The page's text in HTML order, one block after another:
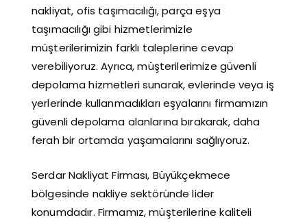
nakliyat, ofis taşımacılığı, parça eşya
taşımacılığı gibi hizmetlerimizle
müşterilerimizin farklı taleplerine cevap
verebiliyoruz. Ayrıca, müşterilerimize güvenli
depolama hizmetleri sunarak, evlerinde veya iş
yerlerinde kullanmadıkları eşyalarını firmamızın
güvenli depolama alanlarına bırakarak, daha
ferah bir ortamda yaşamalarını sağlıyoruz.
Serdar Nakliyat Firması, Büyükçekmece
bölgesinde nakliye sektöründe lider
konumdadır. Firmamız, müşterilerine kaliteli